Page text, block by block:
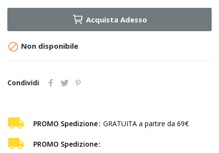
Acquista Adesso
 Non disponibile
Condividi
PROMO Spedizione GRATUITA a partire da 69€
PROMO Spedizione